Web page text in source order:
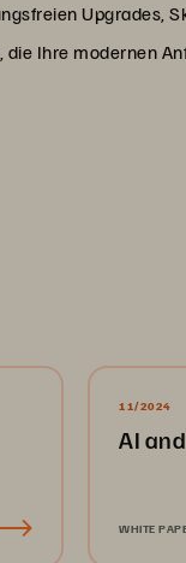
Upgrades,
Ihre modernen
11/2024
AI
WHITE